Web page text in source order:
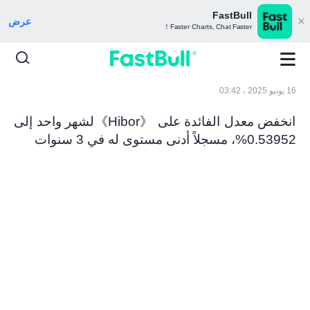
FastBull
Faster Charts, Chat Faster！ عرض
16 يونيو 2025 ، 03:42
انخفض معدل الفائدة على 《Hibor》لشهر واحد إلى
0.53952%، مسجلاً أدنى مستوى له في 3 سنوات